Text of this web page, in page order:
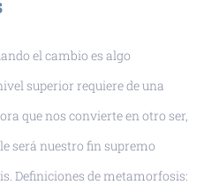
el cambio es algo
superior requiere de una
que nos convierte en otro ser,
será nuestro fin supremo
Definiciones de metamorfosis: